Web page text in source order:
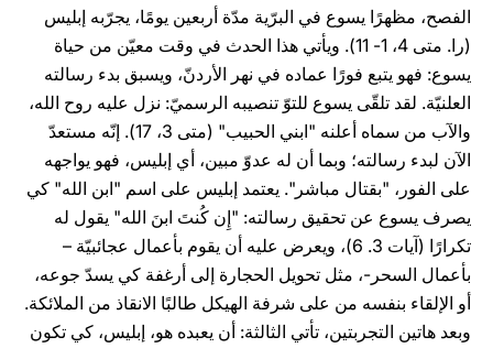
الفصح، مظهرًا يسوع في البرّية مدّة أربعين يومًا، يجرّبه إبليس
(را. متى 4، 1- 11). ويأتي هذا الحدث في وقت معيّن من حياة
يسوع: فهو يتبع فورًا عماده في نهر الأردنّ، ويسبق بدء رسالته
العلنيّة. لقد تلقّى يسوع للتوّ تنصيبه الرسميّ: نزل عليه روح الله،
والآب من سماه أعلنه "ابني الحبيب" (متى 3، 17). إنّه مستعدّ
الآن لبدء رسالته؛ وبما أن له عدوّ مبين، أي إبليس، فهو يواجهه
على الفور، "بقتال مباشر". يعتمد إبليس على اسم "ابن الله" كي
يصرف يسوع عن تحقيق رسالته: "إِن كُنتَ ابنَ الله" يقول له
تكرارًا (آيات 3. 6)، ويعرض عليه أن يقوم بأعمال عجائبيّة –
بأعمال السحر-، مثل تحويل الحجارة إلى أرغفة كي يسدّ جوعه،
أو الإلقاء بنفسه من على شرفة الهيكل طالبًا الانقاذ من الملائكة.
وبعد هاتين التجربتين، تأتي الثالثة: أن يعبده هو، إبليس، كي تكون